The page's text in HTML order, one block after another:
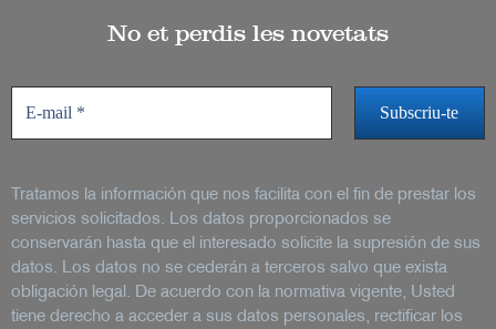
No et perdis les novetats
Tratamos la información que nos facilita con el fin de prestar los
servicios solicitados. Los datos proporcionados se
conservarán hasta que el interesado solicite la supresión de sus
datos. Los datos no se cederán a terceros salvo que exista
obligación legal. De acuerdo con la normativa vigente, Usted
tiene derecho a acceder a sus datos personales, rectificar los